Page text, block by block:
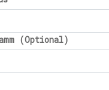
(Optional)